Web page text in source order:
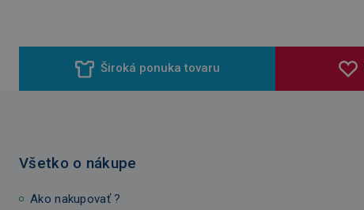
Široká ponuka tovaru
Všetko o nákupe
Ako nakupovať ?